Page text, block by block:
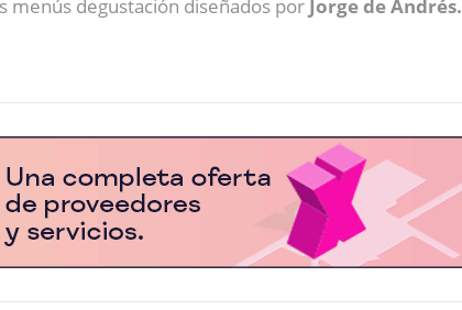
menús degustación diseñados por Jorge de Andrés.